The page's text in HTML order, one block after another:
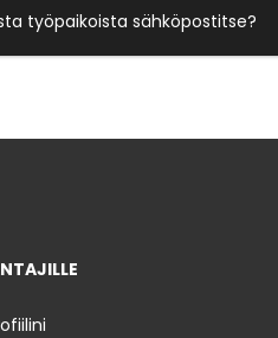
työpaikoista sähköpostitse?